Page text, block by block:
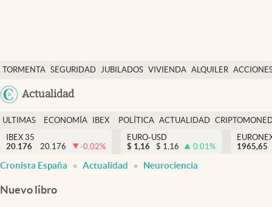
TORMENTA SEGURIDAD JUBILADOS VIVIENDA ALQUILER
USA
Actualidad
Economía y finanzas
Política
Actualidad
Criptomonedas
España
ULTIMAS
NOTICIAS
ECONOMÍA
FINANZAS
IBEX
EURO
POLÍTICA ACTUALIDAD
IBEX 35
20.176
20.176 -0.02%
EURO-USD
$ 1,16 $ 1,16 0.01%
1965,65
Cronista España Actualidad Neurociencia
Nuevo libro